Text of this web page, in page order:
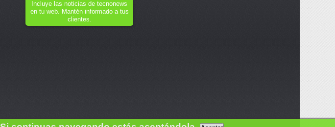
Incluye las noticias de tecnonews
en tu web. Mantén informado a tus
clientes.